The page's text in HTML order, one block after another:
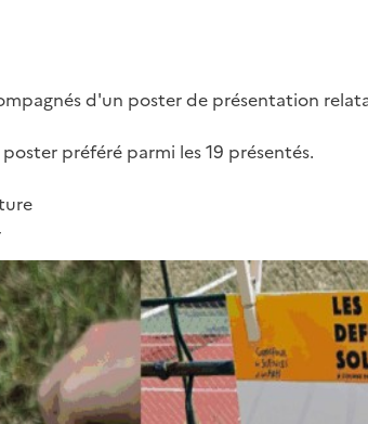
d'un poster de présentation
préféré parmi les 19 présentés.